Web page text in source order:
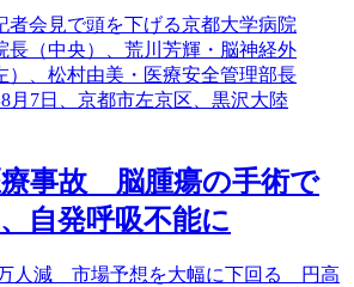
療事故 脳腫瘍の手術で
自発呼吸不能に
人減 市場予想を大幅に下回る 円高